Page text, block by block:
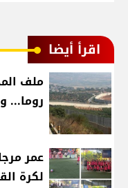
اقرأ أيضا
ملف
روما...
عمر
لكرة